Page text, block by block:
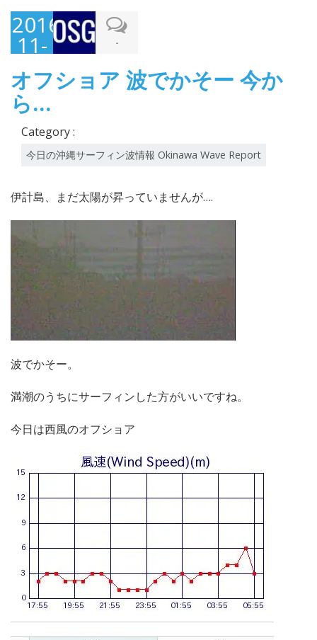
2016-
11-
15
-
オフショア 波でかそー 今か
ら…
Category :
今日の沖縄サーフィン波情報 Okinawa Wave Report
伊計島、まだ太陽が昇っていませんが….
波でかそー。
満潮のうちにサーフィンした方がいいですね。
今日は西風のオフショア